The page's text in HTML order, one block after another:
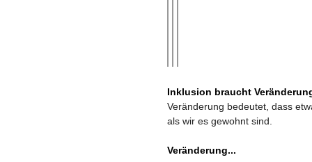
Inklusion braucht
Veränderung bedeutet, dass
als wir es gewohnt sind.
Veränderung...